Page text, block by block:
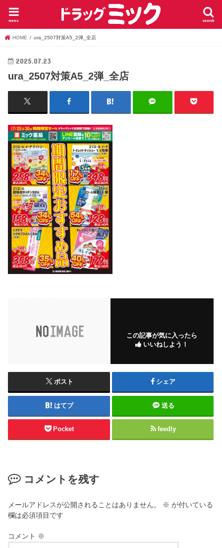
search
menu
HOME ura_2507対策A5_2弾_全店
2025.07.23
ura_2507対策A5_2弾_全店
この記事が気に入ったら
いいねしよう！
ポスト シェア
はてブ 送る
Pocket feedly
コメントを残す
メールアドレスが公開されることはありません。 ※ が付いている
欄は必須項目です
コメント ※